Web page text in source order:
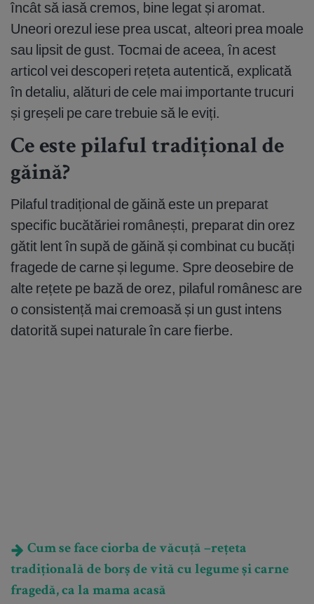
încât să iasă cremos, bine legat și aromat.
Uneori orezul iese prea uscat, alteori prea moale
sau lipsit de gust. Tocmai de aceea, în acest
articol vei descoperi rețeta autentică, explicată
în detaliu, alături de cele mai importante trucuri
și greșeli pe care trebuie să le eviți.
Ce este pilaful tradițional de
găină?
Pilaful tradițional de găină este un preparat
specific bucătăriei românești, preparat din orez
gătit lent în supă de găină și combinat cu bucăți
fragede de carne și legume. Spre deosebire de
alte rețete pe bază de orez, pilaful românesc are
o consistență mai cremoasă și un gust intens
datorită supei naturale în care fierbe.
Cum se face ciorba de văcuță –rețeta
tradițională de borș de vită cu legume și carne
fragedă, ca la mama acasă